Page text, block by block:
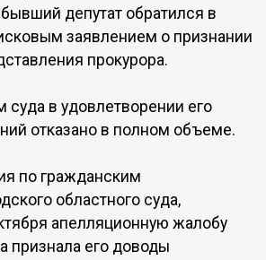
депутат обратился в
заявлением о признании
прокурора.
в удовлетворении его
отказано в полном объеме.
по гражданским
областного суда,
апелляционную жалобу
признала его доводы